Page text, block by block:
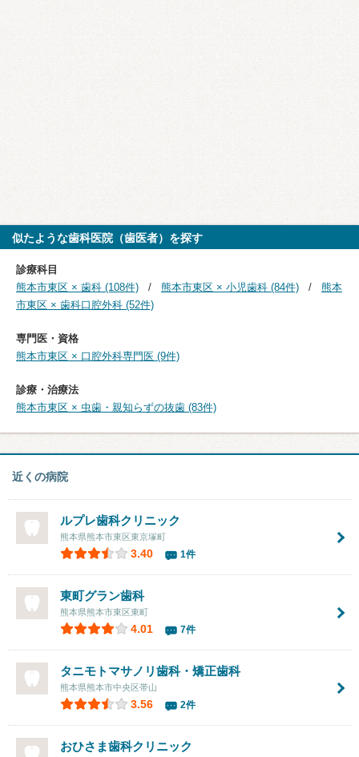
似たような歯科医院（歯医者）を探す
診療科目
熊本市東区 × 歯科 (108件)
熊本市東区 × 小児歯科 (84件)
熊本
市東区 × 歯科口腔外科 (52件)
専門医・資格
熊本市東区 × 口腔外科専門医 (9件)
診療・治療法
熊本市東区 × 虫歯・親知らずの抜歯 (83件)
近くの病院
ルプレ歯科クリニック
熊本県熊本市東区東京塚町
3.40 1件
東町グラン歯科
熊本県熊本市東区東町
4.01 7件
タニモトマサノリ歯科・矯正歯科
熊本県熊本市中央区帯山
3.56 2件
おひさま歯科クリニック